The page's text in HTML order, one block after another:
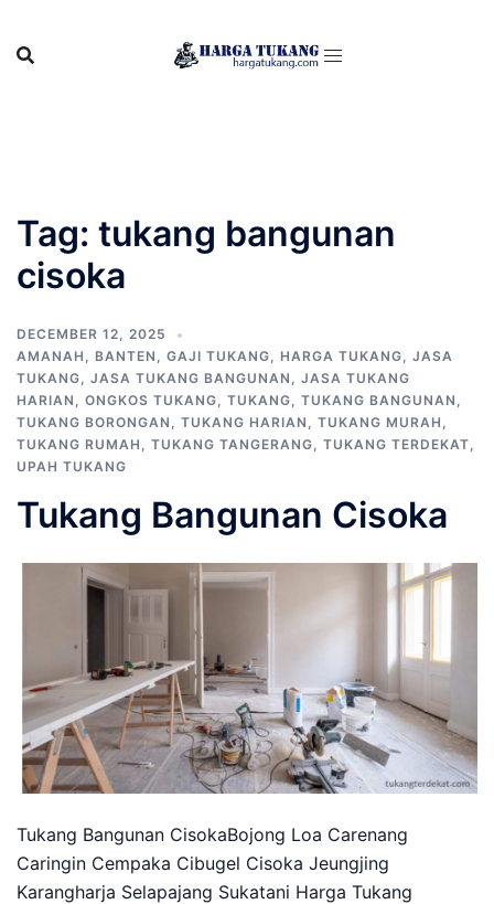
content
Tag: tukang bangunan
cisoka
DECEMBER 12, 2025
AMANAH , BANTEN , GAJI TUKANG, HARGA TUKANG, JASA
TUKANG, JASA TUKANG BANGUNAN , JASA TUKANG
HARIAN , ONGKOS TUKANG, TUKANG, TUKANG BANGUNAN ,
TUKANG BORONGAN , TUKANG HARIAN , TUKANG MURAH ,
TUKANG RUMAH , TUKANG TANGERANG, TUKANG TERDEKAT,
UPAH TUKANG
Tukang Bangunan Cisoka
Tukang Bangunan CisokaBojong Loa Carenang
Caringin Cempaka Cibugel Cisoka Jeungjing
Karangharja Selapajang Sukatani Harga Tukang